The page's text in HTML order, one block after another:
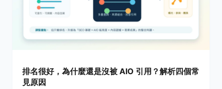
排名很好，為什麼還是沒被 AIO 引用？解析四個常
見原因